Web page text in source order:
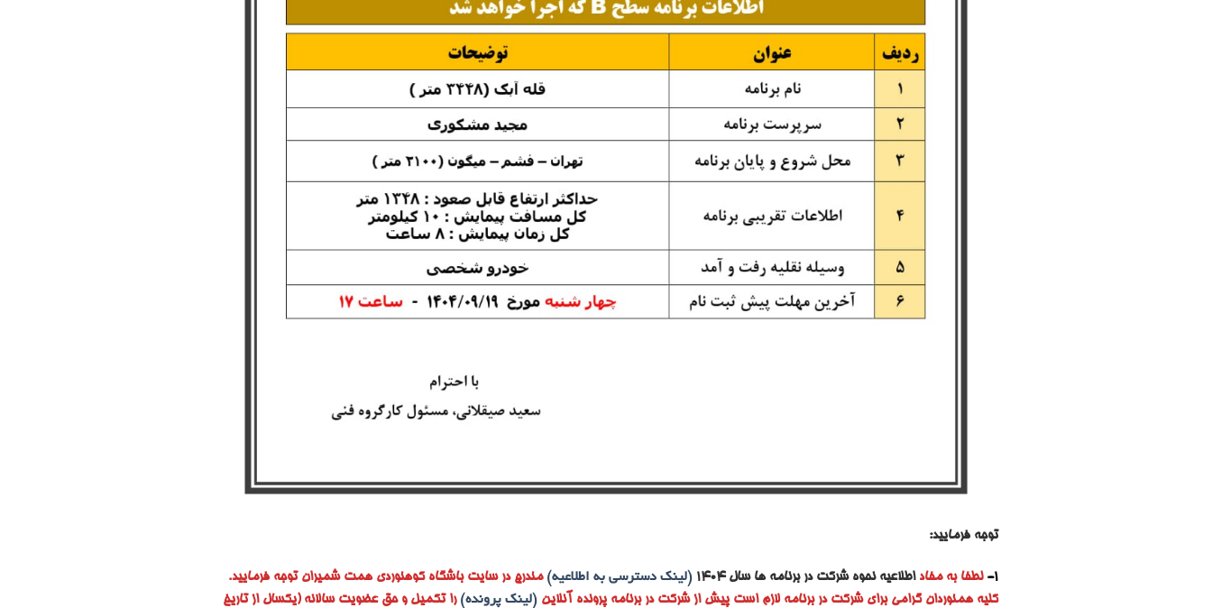
توجه فرمایید:
1- لطفا به مفاداطلاعیه نحوه شرکت در برنامه ها سال ۱۴۰۴ (لینک دسترسی به اطلاعیه) مندرج در سایت باشگاه کوهنوردی همت شمیران توجه فرمایید.
کلیه همنوردان گرامی برای شرکت در برنامه لازم است پیش از شرکت در برنامه پرونده آنلاین (لینک پرونده) را تکمیل و حق عضویت سالانه (یکسال از تاریخ